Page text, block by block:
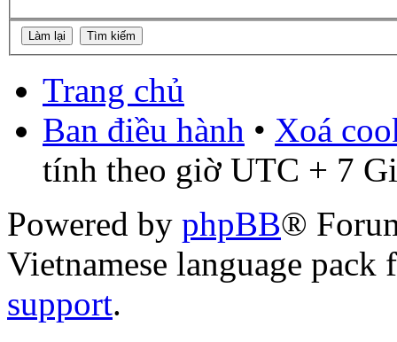
Trang chủ
Ban điều hành • Xoá
tính theo giờ UTC + 7
Powered by phpBB®
Vietnamese language
support.